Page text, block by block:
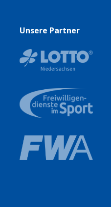
Unsere Partner